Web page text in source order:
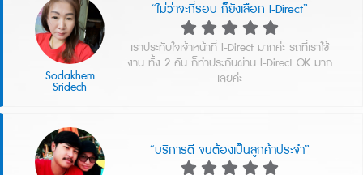
Sodakhem
Sridech
“ไม่ว่าจะกี่รอบ ก็ยังเลือก I-Direct”
เราประทับใจเจ้าหน้าที่ I-Direct มากค่ะ รถที่เราใช้
งาน ทั้ง 2 คัน ก็ทำประกันผ่าน I-Direct OK มาก
เลยค่ะ
“บริการดี จนต้องเป็นลูกค้าประจำ”